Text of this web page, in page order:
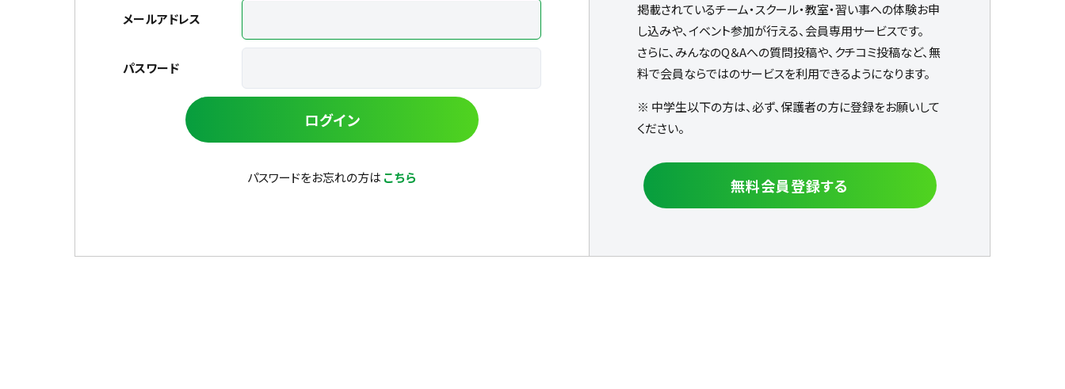
メールアドレス
パスワード
ログイン
パスワードをお忘れの方は こちら
掲載されているチーム・スクール・教室・習い事への体験お申
し込みや、イベント参加が行える、会員専用サービスです。
さらに、みんなのQ＆Aへの質問投稿や、クチコミ投稿など、無
料で会員ならではのサービスを利用できるようになります。
※ 中学生以下の方は、必ず、保護者の方に登録をお願いして
ください。
無料会員登録する